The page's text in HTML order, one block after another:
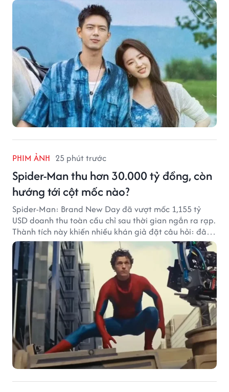
PHIM ẢNH 25 phút trước
Spider-Man thu hơn 30.000 tỷ đồng, còn
hướng tới cột mốc nào?
Spider-Man: Brand New Day đã vượt mốc 1,155 tỷ
USD doanh thu toàn cầu chỉ sau thời gian ngắn ra rạp.
Thành tích này khiến nhiều khán giả đặt câu hỏi: đâu
sẽ là cột mốc tiếp theo của Người Nhện?